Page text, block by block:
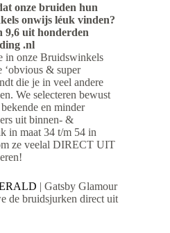
onze bruiden hun
onwijs léuk vinden?
9,6 uit honderden
.nl
in onze Bruidswinkels
‘obvious & super
die je in veel andere
We selecteren bewust
en minder
uit binnen- &
in maat 34 t/m 54 in
ze veelal DIRECT UIT
| Gatsby Glamour
de bruidsjurken direct uit